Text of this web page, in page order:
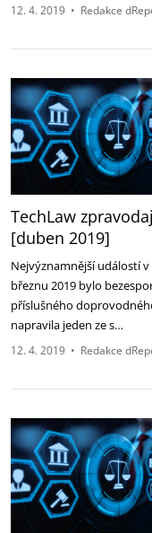
12. 4. 2019 • Redakce
TechLaw
[duben 2019]
Nejvýznamnější událostí
březnu 2019 bylo
příslušného
napravila jeden ze s…
12. 4. 2019 • Redakce